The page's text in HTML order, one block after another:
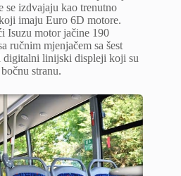
se izdvajaju kao trenutno
imaju Euro 6D motore.
Isuzu motor jačine 190
ručnim mjenjačem sa šest
digitalni linijski displeji koji su
stranu.